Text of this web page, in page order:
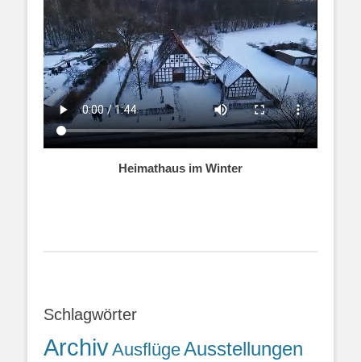
Heimathaus im Winter
Schlagwörter
ArchivAusflügeAusstellungen